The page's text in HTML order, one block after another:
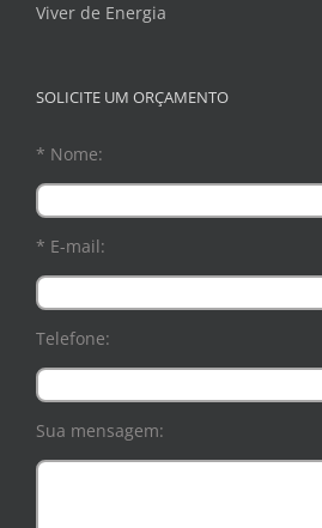
Viver de Energia
SOLICITE UM ORÇAMENTO
* Nome:
* E-mail:
Telefone:
Sua mensagem: